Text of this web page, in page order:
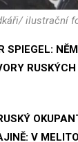
ilustrační
SPIEGEL:
V